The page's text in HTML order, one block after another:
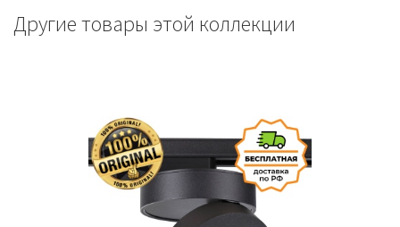
Другие товары этой коллекции